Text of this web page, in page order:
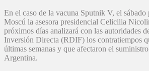
En el caso de la vacuna Sputnik V, el sábado
Moscú la asesora presidencial Celicilia
próximos días analizará con las autoridades
Inversión Directa (RDIF) los contratiempos
últimas semanas y que afectaron el
Argentina.